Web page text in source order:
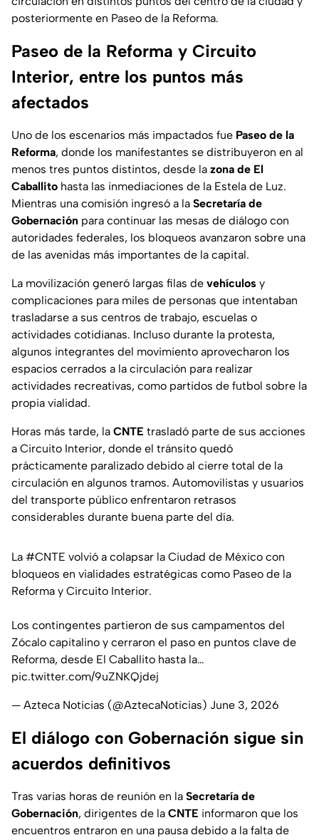
posteriormente en Paseo de la Reforma.
Paseo de la Reforma y Circuito
Interior, entre los puntos más
afectados
Uno de los escenarios más impactados fue Paseo de la
Reforma, donde los manifestantes se distribuyeron en al
menos tres puntos distintos, desde la zona de El
Caballito hasta las inmediaciones de la Estela de Luz.
Mientras una comisión ingresó a la Secretaría de
Gobernación para continuar las mesas de diálogo con
autoridades federales, los bloqueos avanzaron sobre una
de las avenidas más importantes de la capital.
La movilización generó largas filas de vehículos y
complicaciones para miles de personas que intentaban
trasladarse a sus centros de trabajo, escuelas o
actividades cotidianas. Incluso durante la protesta,
algunos integrantes del movimiento aprovecharon los
espacios cerrados a la circulación para realizar
actividades recreativas, como partidos de futbol sobre la
propia vialidad.
Horas más tarde, la CNTE trasladó parte de sus acciones
a Circuito Interior, donde el tránsito quedó
prácticamente paralizado debido al cierre total de la
circulación en algunos tramos. Automovilistas y usuarios
del transporte público enfrentaron retrasos
considerables durante buena parte del día.
La #CNTE volvió a colapsar la Ciudad de México con
bloqueos en vialidades estratégicas como Paseo de la
Reforma y Circuito Interior.
Los contingentes partieron de sus campamentos del
Zócalo capitalino y cerraron el paso en puntos clave de
Reforma, desde El Caballito hasta la…
pic.twitter.com/9uZNKQjdej
— Azteca Noticias (@AztecaNoticias) June 3, 2026
El diálogo con Gobernación sigue sin
acuerdos definitivos
Tras varias horas de reunión en la Secretaría de
Gobernación, dirigentes de la CNTE informaron que los
encuentros entraron en una pausa debido a la falta de